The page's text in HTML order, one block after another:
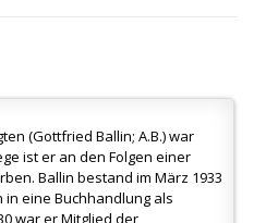
(Gottfried Ballin; A.B.) war
ist er an den Folgen einer
Ballin bestand im März 1933
eine Buchhandlung als
war er Mitglied der